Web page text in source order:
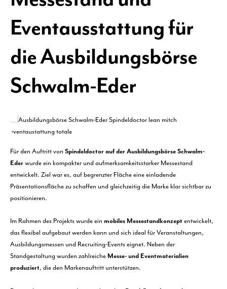
Eventausstattung für
die Ausbildungsbörse
Schwalm-Eder
Für den Auftritt von Spindeldoctor auf der Ausbildungsbörse Schwalm-
Eder wurde ein kompakter und aufmerksamkeitsstarker Messestand
entwickelt. Ziel war es, auf begrenzter Fläche eine einladende
Präsentationsfläche zu schaffen und gleichzeitig die Marke klar sichtbar zu
positionieren.
Im Rahmen des Projekts wurde ein mobiles Messestandkonzept entwickelt,
das flexibel aufgebaut werden kann und sich ideal für Veranstaltungen,
Ausbildungsmessen und Recruiting-Events eignet. Neben der
Standgestaltung wurden zahlreiche Messe- und Eventmaterialien
produziert, die den Markenauftritt unterstützen.